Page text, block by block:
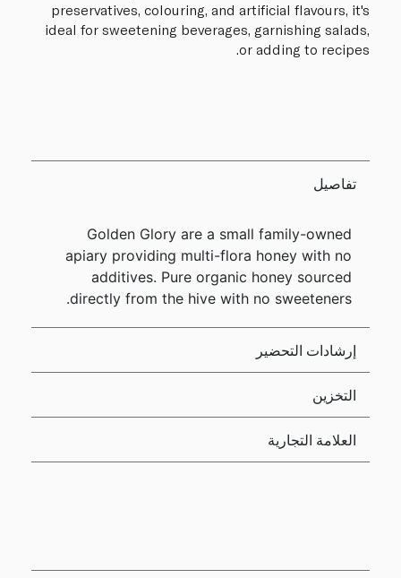
preservatives, colouring, and artificial flavours, it's
ideal for sweetening beverages, garnishing salads,
or adding to recipes.
تفاصيل
Golden Glory are a small family-owned
apiary providing multi-flora honey with no
additives. Pure organic honey sourced
directly from the hive with no sweeteners.
إرشادات التحضير
التخزين
العلامة التجارية